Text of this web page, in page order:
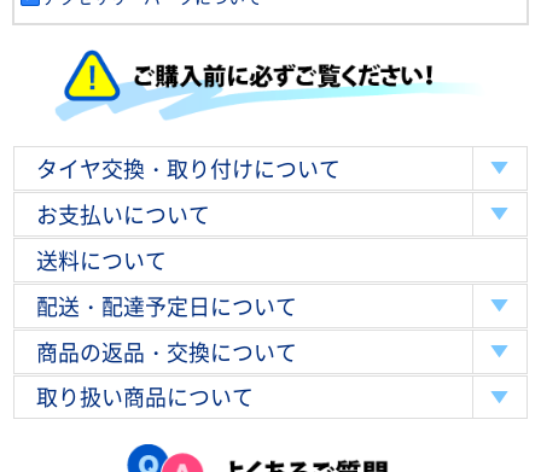
タイヤ交換・取り付けについて
お支払いについて
送料について
配送・配達予定日について
商品の返品・交換について
取り扱い商品について